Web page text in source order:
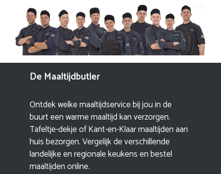
De Maaltijdbutler
Ontdek welke maaltijdservice bij jou in de
buurt een warme maaltijd kan verzorgen.
Tafeltje-dekje of Kant-en-Klaar maaltijden aan
huis bezorgen. Vergelijk de verschillende
landelijke en regionale keukens en bestel
maaltijden online.